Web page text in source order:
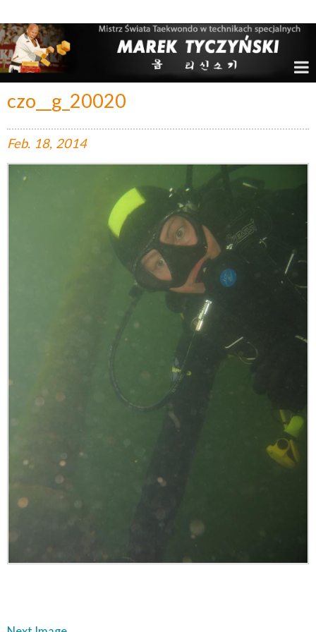
czo__g_20020
Feb. 18, 2014